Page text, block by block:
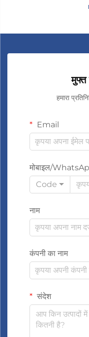
मुफ्त
हमारा
Email
मोबाइल/
Code
नाम
कंपनी का नाम
संदेश